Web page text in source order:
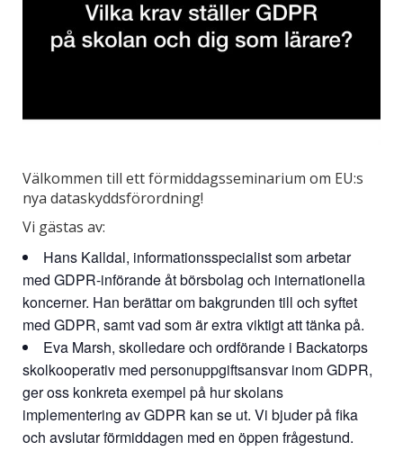
Välkommen till ett förmiddagsseminarium om EU:s
nya dataskyddsförordning!
Vi gästas av:
Hans Kalldal, informationsspecialist som arbetar
med GDPR-införande åt börsbolag och internationella
koncerner. Han berättar om bakgrunden till och syftet
med GDPR, samt vad som är extra viktigt att tänka på.
Eva Marsh, skolledare och ordförande i Backatorps
skolkooperativ med personuppgiftsansvar inom GDPR,
ger oss konkreta exempel på hur skolans
implementering av GDPR kan se ut. Vi bjuder på fika
och avslutar förmiddagen med en öppen frågestund.